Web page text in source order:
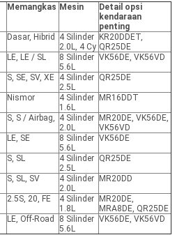
Memangkas Mesin
Detail opsi
kendaraan
penting
Dasar, Hibrid
4 Silinder
2.0L, 4 Cy
KR20DDET,
QR25DE
LE, LE / SL
8 Silinder
5.6L
VK56DE, VK56VD
S, SE, SV, XE 4 Silinder
2.5L
QR25DE
Nismor
4 Silinder
1.6L
MR16DDT
S, S / Airbag, 4 Silinder
2.0L
MR20DE, VK56DE,
VK56VD
LE, SE
8 Silinder
5.6L
VK56DE
S, SL
4 Silinder
2.5L
QR25DE
S, SL, SV
4 Silinder
2.0L
MR20DD
2.5S, 20, FE
4 Silinder
1.8L
MR20DE,
MRA8DE, QR25DE
LE, Off-Road
8 Silinder
5.6L
VK56DE, VK56VD